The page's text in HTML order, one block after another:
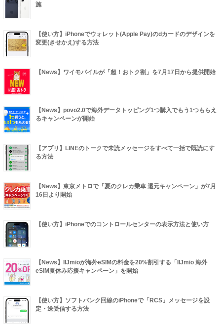
施
【使い方】iPhoneでウォレット(Apple Pay)のdカードのデザインを
変更(きせかえ)する方法
【News】ワイモバイルが「超！おトク割」を7月17日から提供開始
【News】povo2.0で海外データトッピング1つ購入でもう1つもらえ
るキャンペーンが開始
【アプリ】LINEのトークで未読メッセージをすべて一括で既読にす
る方法
【News】東京メトロで「夏のクレカ乗車 還元キャンペーン」が7月
16日より開始
【使い方】iPhoneでのコントロールセンターの表示方法と使い方
【News】IIJmioが海外eSIMの料金を20%割引する「IIJmio 海外
eSIM夏休み応援キャンペーン」を開始
【使い方】ソフトバンク回線のiPhoneで「RCS」メッセージを設
定・送受信する方法